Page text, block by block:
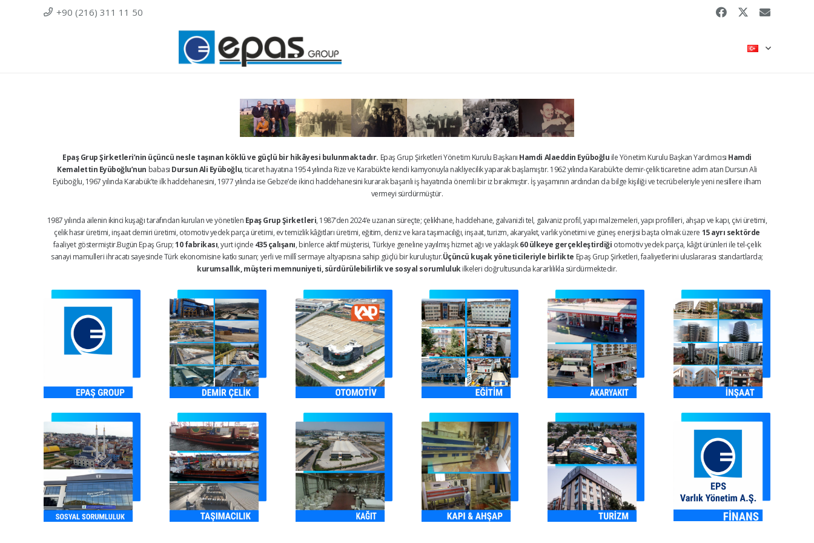
+90 (216) 311 11 50
Epaş Grup Şirketleri’nin üçüncü nesle taşınan köklü ve güçlü bir hikâyesi bulunmaktadır. Epaş Grup Şirketleri Yönetim Kurulu Başkanı Hamdi Alaeddin Eyüboğlu ile Yönetim Kurulu Başkan Yardımcısı Hamdi
Kemalettin Eyüboğlu’nun babası Dursun Ali Eyüboğlu, ticaret hayatına 1954 yılında Rize ve Karabük’te kendi kamyonuyla nakliyecilik yaparak başlamıştır. 1962 yılında Karabük’te demir-çelik ticaretine adım atan Dursun Ali
Eyüboğlu, 1967 yılında Karabük’te ilk haddehanesini, 1977 yılında ise Gebze’de ikinci haddehanesini kurarak başarılı iş hayatında önemli bir iz bırakmıştır. İş yaşamının ardından da bilge kişiliği ve tecrübeleriyle yeni nesillere ilham
vermeyi sürdürmüştür.
1987 yılında ailenin ikinci kuşağı tarafından kurulan ve yönetilen Epaş Grup Şirketleri, 1987’den 2024’e uzanan süreçte; çelikhane, haddehane, galvanizli tel, galvaniz profil, yapı malzemeleri, yapı profilleri, ahşap ve kapı, çivi üretimi,
çelik hasır üretimi, inşaat demiri üretimi, otomotiv yedek parça üretimi, ev temizlik kâğıtları üretimi, eğitim, deniz ve kara taşımacılığı, inşaat, turizm, akaryakıt, varlık yönetimi ve güneş enerjisi başta olmak üzere 15 ayrı sektörde
faaliyet göstermiştir.Bugün Epaş Grup;10 fabrikası, yurt içinde 435 çalışanı, binlerce aktif müşterisi, Türkiye geneline yayılmış hizmet ağı ve yaklaşık60 ülkeye gerçekleştirdiği otomotiv yedek parça, kâğıt ürünleri ile tel-çelik
sanayi mamulleri ihracatı sayesinde Türk ekonomisine katkı sunan; yerli ve millî sermaye altyapısına sahip güçlü bir kuruluştur.Üçüncü kuşak yöneticileriyle birlikte Epaş Grup Şirketleri, faaliyetlerini uluslararası standartlarda;
kurumsallık, müşteri memnuniyeti, sürdürülebilirlik ve sosyal sorumlulukilkeleri doğrultusunda kararlılıkla sürdürmektedir.